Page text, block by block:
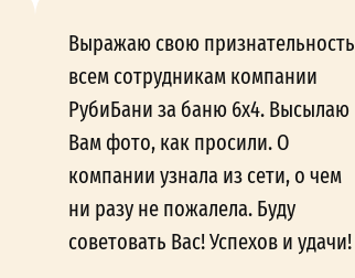
Выражаю свою признательность
всем сотрудникам компании
РубиБани за баню 6х4. Высылаю
Вам фото, как просили. О
компании узнала из сети, о чем
ни разу не пожалела. Буду
советовать Вас! Успехов и удачи!